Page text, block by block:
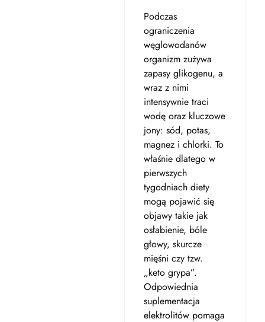
Podczas
ograniczenia
węglowodanów
organizm zużywa
zapasy glikogenu, a
wraz z nimi
intensywnie traci
wodę oraz kluczowe
jony: sód, potas,
magnez i chlorki. To
właśnie dlatego w
pierwszych
tygodniach diety
mogą pojawić się
objawy takie jak
osłabienie, bóle
głowy, skurcze
mięśni czy tzw.
„keto grypa”.
Odpowiednia
suplementacja
elektrolitów pomaga